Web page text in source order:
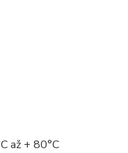
až + 80°C